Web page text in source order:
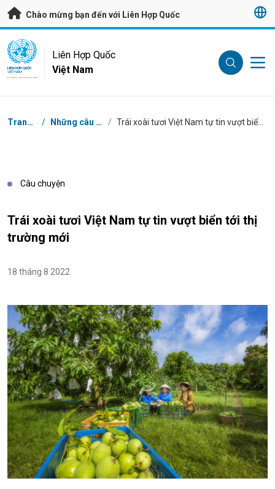
Bỏ qua đến nội dung chính
Chào mừng bạn đến với Liên Hợp Quốc
UN Logo
LIÊN HỢP QUỐC
VIỆT NAM
Liên Hợp Quốc
Việt Nam
Breadcrumb
Trang chủ / Những câu chuyện / Trái xoài tươi Việt Nam tự tin vượt biển tới thị trường mới
Câu chuyện
Trái xoài tươi Việt Nam tự tin vượt biển tới thị
trường mới
18 tháng 8 2022